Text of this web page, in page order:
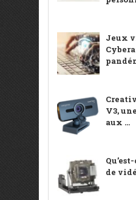
Jeux
V3,
aux ...
de